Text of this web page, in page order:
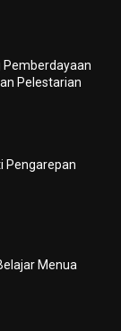
Pemberdayaan
Pelestarian
Pengarepan
Menua